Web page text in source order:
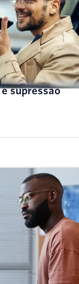
do Twilio Voice
supressão